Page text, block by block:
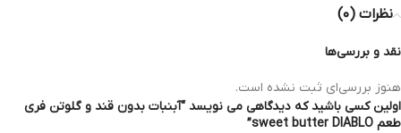
نظرات (۰)
نقد و بررسی‌ها
هنوز بررسی‌ای ثبت نشده است.
اولین کسی باشید که دیدگاهی می نویسد “آبنبات بدون قند و گلوتن فری
طعم sweet butter DIABLO”